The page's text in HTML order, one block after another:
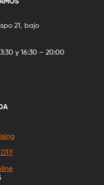
21, bajo
y 16:30 – 20:00